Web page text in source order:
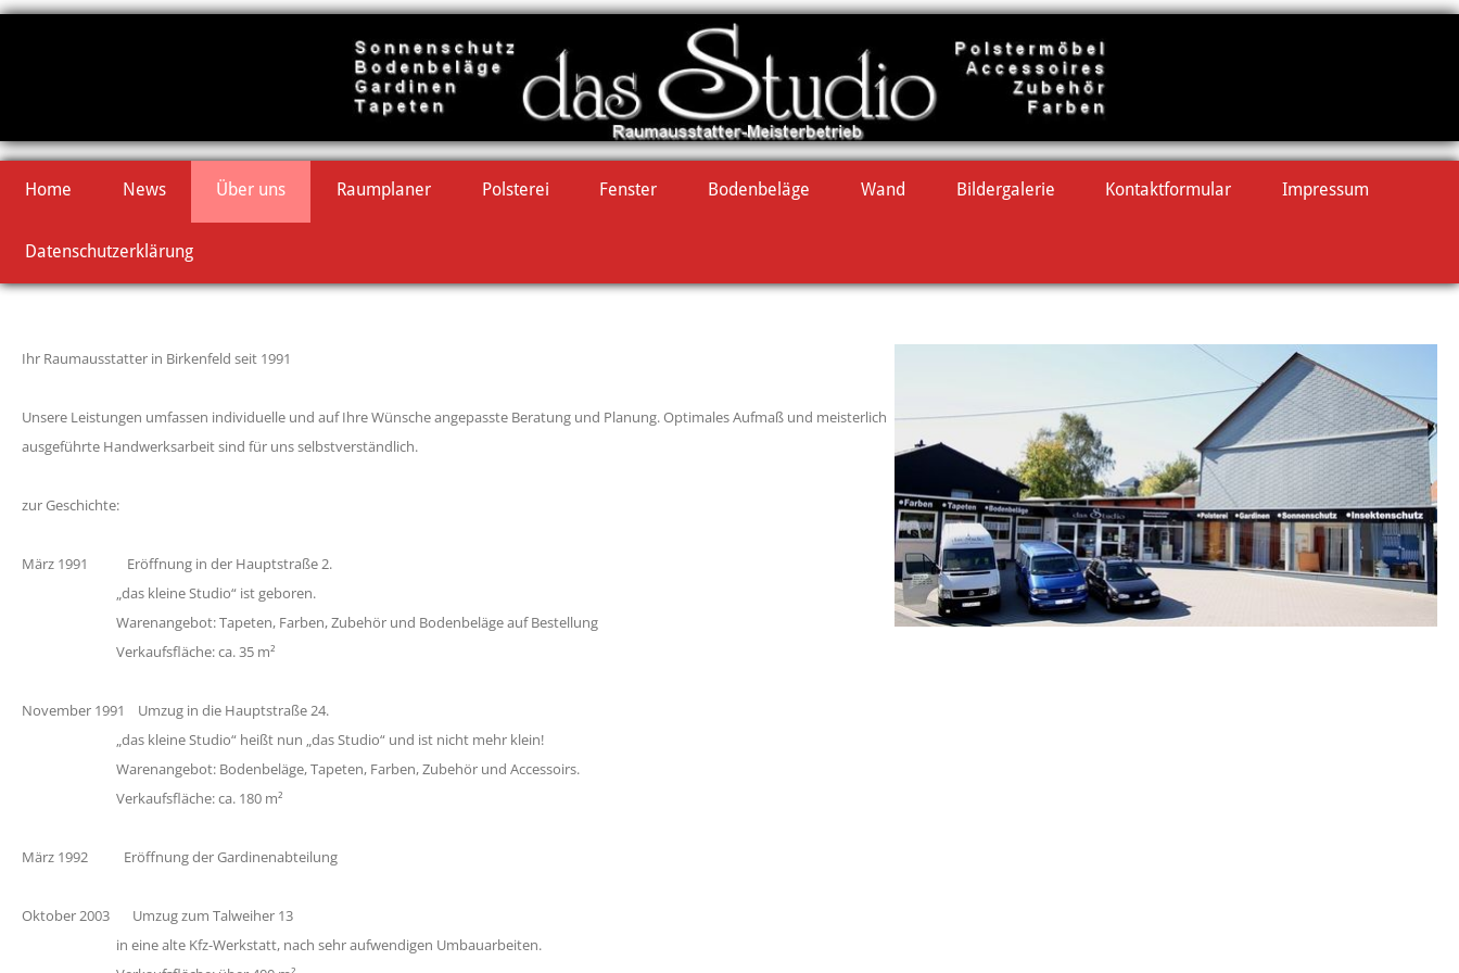
Home News Über uns Raumplaner Polsterei Fenster Bodenbeläge Wand Bildergalerie Kontaktformular Impressum
Datenschutzerklärung
Ihr Raumausstatter in Birkenfeld seit 1991
Unsere Leistungen umfassen individuelle und auf Ihre Wünsche angepasste Beratung und Planung. Optimales Aufmaß und meisterlich
ausgeführte Handwerksarbeit sind für uns selbstverständlich.
zur Geschichte:
März 1991 Eröffnung in der Hauptstraße 2.
„das kleine Studio“ ist geboren.
Warenangebot: Tapeten, Farben, Zubehör und Bodenbeläge auf Bestellung
Verkaufsfläche: ca. 35 m²
November 1991 Umzug in die Hauptstraße 24.
„das kleine Studio“ heißt nun „das Studio“ und ist nicht mehr klein!
Warenangebot: Bodenbeläge, Tapeten, Farben, Zubehör und Accessoirs.
Verkaufsfläche: ca. 180 m²
März 1992 Eröffnung der Gardinenabteilung
Oktober 2003 Umzug zum Talweiher 13
in eine alte Kfz-Werkstatt, nach sehr aufwendigen Umbauarbeiten.